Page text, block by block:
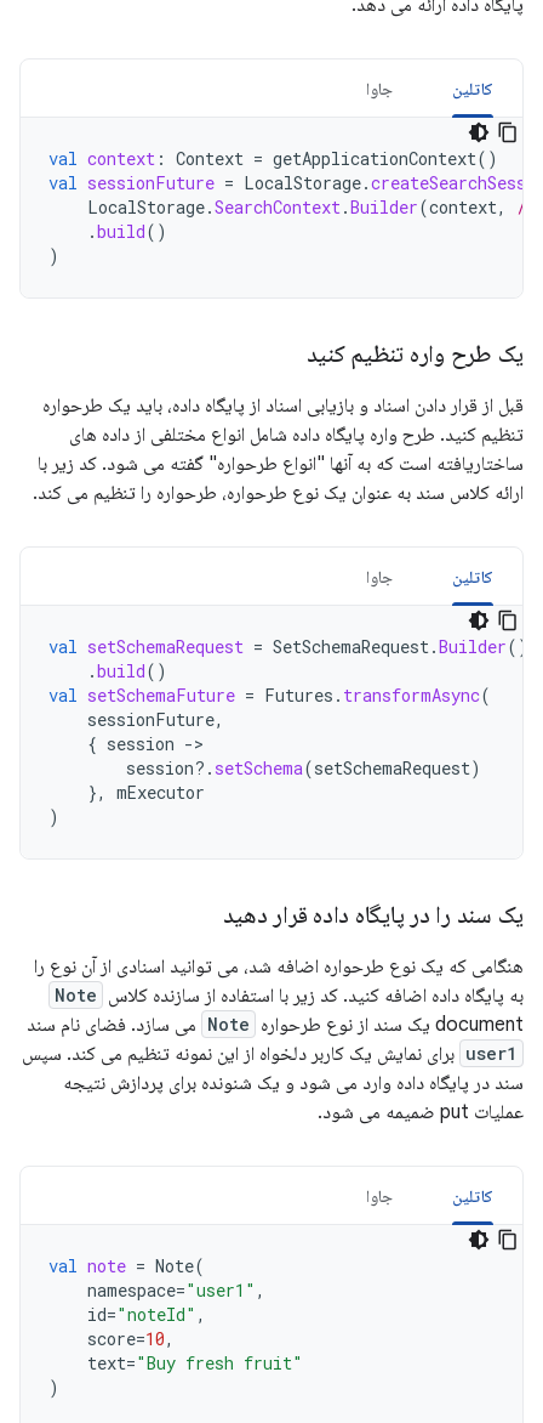
پایگاه داده ارائه می دهد.
کاتلین جاوا
val context : Context = getApplicationContext()
val sessionFuture = LocalStorage.
LocalStorage.SearchContext.Builder(context,
/
.build()
)
یک طرح واره تنظیم کنید
قبل از قرار دادن اسناد و بازیابی اسناد از پایگاه داده، باید یک طرحواره
تنظیم کنید. طرح واره پایگاه داده شامل انواع مختلفی از داده های
ساختاریافته است که به آنها "انواع طرحواره" گفته می شود. کد زیر با
ارائه کلاس سند به عنوان یک نوع طرحواره، طرحواره را تنظیم می کند.
کاتلین جاوا
val setSchemaRequest = SetSchemaRequest.Builder().
.build()
val setSchemaFuture = Futures . transformAsync(
sessionFuture,
{ session -
session?. setSchema(setSchemaRequest)
},
mExecutor
)
یک سند را در پایگاه داده قرار دهید
هنگامی که یک نوع طرحواره اضافه شد، می توانید اسنادی از آن نوع را
به پایگاه داده اضافه کنید. کد زیر با استفاده از سازنده کلاس Note
document یک سند از نوع طرحواره Note می سازد. فضای نام سند
user1 برای نمایش یک کاربر دلخواه از این نمونه تنظیم می کند. سپس
سند در پایگاه داده وارد می شود و یک شنونده برای پردازش نتیجه
عملیات put ضمیمه می شود.
کاتلین جاوا
val note = Note(
namespace="user1" ,
id="noteId" ,
score=10,
text="Buy fresh fruit"
)